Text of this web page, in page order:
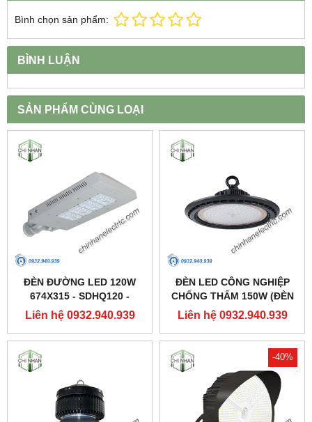
Bình chọn sản phẩm:
BÌNH LUẬN
SẢN PHẨM CÙNG LOẠI
ĐÈN ĐƯỜNG LED 120W
674X315 - SDHQ120 -
DUHAL
Liên hệ 0932.940.939
ĐÈN LED CÔNG NGHIỆP
CHỐNG THẤM 150W (ĐÈN
HIGHBAY NHÀ XƯỞNG) -
DDB150 - DUHAL
Liên hệ 0932.940.939
-40%